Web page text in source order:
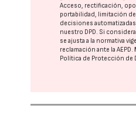
Acceso, rectificación,
portabilidad, limitación
decisiones
nuestro DPD. Si
se ajusta a la normativa
reclamación ante laAEPD.
Política de Protección de